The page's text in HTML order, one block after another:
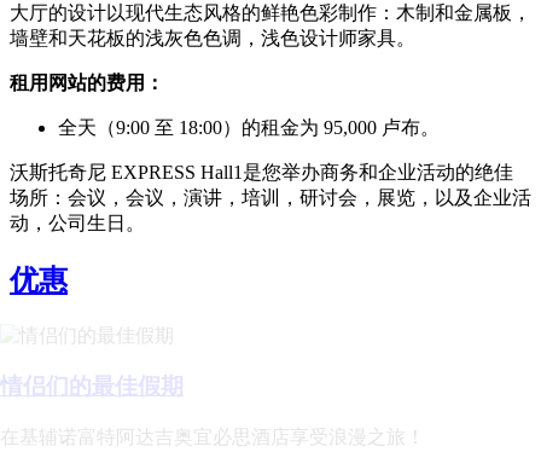
大厅的设计以现代生态风格的鲜艳色彩制作：木制和金属板，
墙壁和天花板的浅灰色色调，浅色设计师家具。
租用网站的费用：
全天（9:00 至 18:00）的租金为 95,000 卢布。
沃斯托奇尼 EXPRESS Hall1是您举办商务和企业活动的绝佳
场所：会议，会议，演讲，培训，研讨会，展览，以及企业活
动，公司生日。
优惠
情侣们的最佳假期
在基辅诺富特阿达吉奥宜必思酒店享受浪漫之旅！